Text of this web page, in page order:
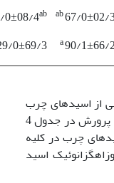
67/0±02/
0±08/4ab
90/1±66/
0±69/3
از اسیدهای چرب
مهم در بافت ماهی قزل آلا در پایان دوره پرورش در جدول 4
چرب در کلیه
اسید